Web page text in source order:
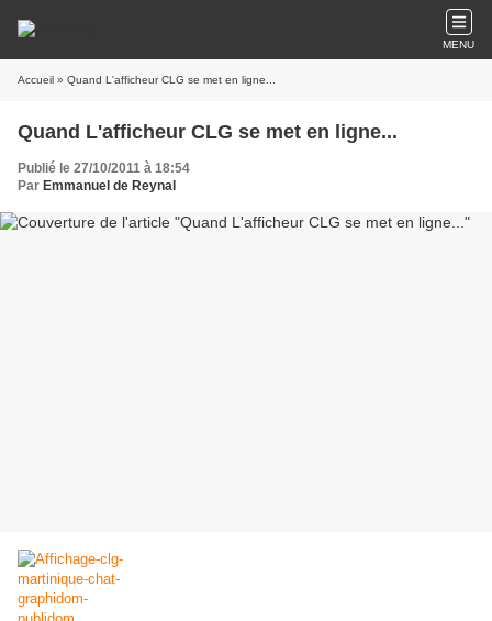
MENU
Accueil » Quand L'afficheur CLG se met en ligne...
Quand L'afficheur CLG se met en ligne...
Publié le 27/10/2011 à 18:54
Par Emmanuel de Reynal